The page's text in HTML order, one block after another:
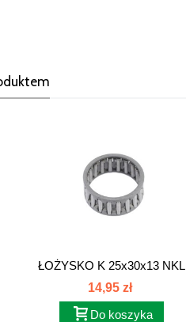
ŁOŻYSKO K 25x30x13 NKL
K25x30x13
14,95 zł
Do koszyka